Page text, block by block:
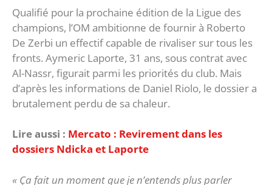
Qualifié pour la prochaine édition de la Ligue des
champions, l’OM ambitionne de fournir à Roberto
De Zerbi un effectif capable de rivaliser sur tous les
fronts. Aymeric Laporte, 31 ans, sous contrat avec
Al-Nassr, figurait parmi les priorités du club. Mais
d’après les informations de Daniel Riolo, le dossier a
brutalement perdu de sa chaleur.
Lire aussi : Mercato : Revirement dans les
dossiers Ndicka et Laporte
« Ça fait un moment que je n’entends plus parler